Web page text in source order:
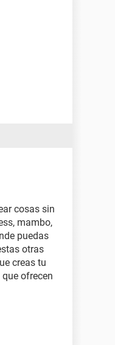
cosas sin
mambo,
puedas
otras
creas tu
ofrecen